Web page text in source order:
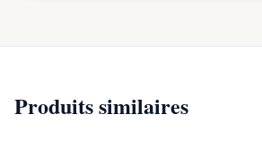
Produits similaires